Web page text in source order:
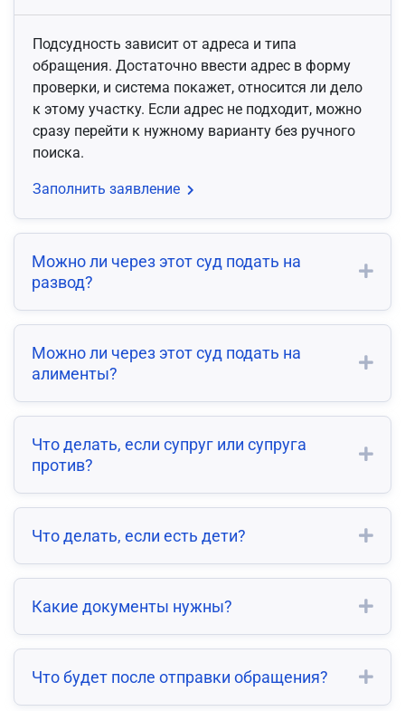
Подсудность зависит от адреса и типа
обращения. Достаточно ввести адрес в форму
проверки, и система покажет, относится ли дело
к этому участку. Если адрес не подходит, можно
сразу перейти к нужному варианту без ручного
поиска.
Заполнить заявление
Можно ли через этот суд подать на
развод?
Можно ли через этот суд подать на
алименты?
Что делать, если супруг или супруга
против?
Что делать, если есть дети?
Какие документы нужны?
Что будет после отправки обращения?